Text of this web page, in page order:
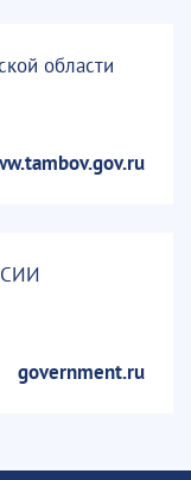
области
government.ru